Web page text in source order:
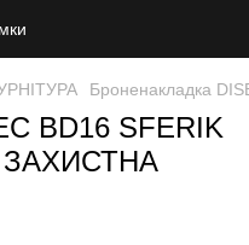
Броненакладка
BD16 SFERIK
ЗАХИСТНА